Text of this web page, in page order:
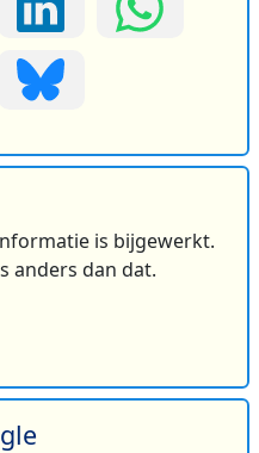
is bijgewerkt.
anders dan dat.